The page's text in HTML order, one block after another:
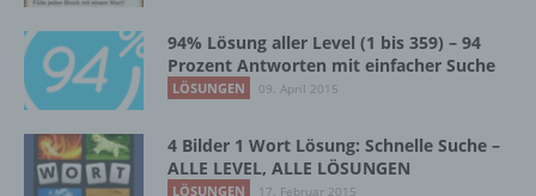
94% Lösung aller Level (1 bis 359) – 94
Prozent Antworten mit einfacher Suche
LÖSUNGEN 09. April 2015
4 Bilder 1 Wort Lösung: Schnelle Suche –
ALLE LEVEL, ALLE LÖSUNGEN
LÖSUNGEN 17. Februar 2015
auf welche die personenbezogenen Daten
ohne Hinzuziehung zusätzlicher
Informationen nicht mehr einer spezifischen
können, sofern diese zusätzlichen
Informationen gesondert aufbewahrt werden
und technischen und organisatorischen